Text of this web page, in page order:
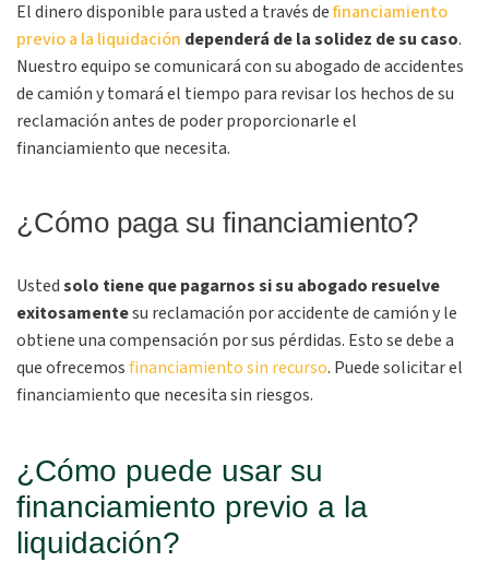
El dinero disponible para usted a través definanciamiento
previo a la liquidación dependerá de la solidez de su caso.
Nuestro equipo se comunicará con su abogado de accidentes
de camión y tomará el tiempo para revisar los hechos de su
reclamación antes de poder proporcionarle el
financiamiento que necesita.
¿Cómo paga su financiamiento?
Ustedsolo tiene que pagarnos si su abogado resuelve
exitosamentesu reclamación por accidente de camión y le
obtiene una compensación por sus pérdidas. Esto se debe a
que ofrecemosfinanciamiento sin recurso. Puede solicitar el
financiamiento que necesita sin riesgos.
¿Cómo puede usar su
financiamiento previo a la
liquidación?